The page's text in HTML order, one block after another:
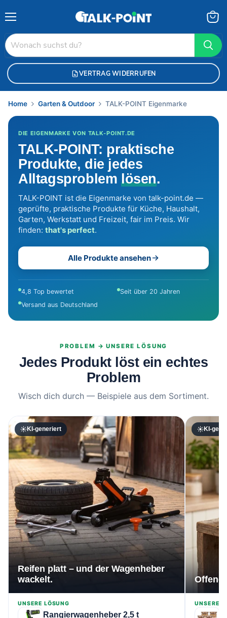
VERTRAG WIDERRUFEN
Home Garten & Outdoor TALK-POINT Eigenmarke
DIE EIGENMARKE VON TALK-POINT.DE
TALK-POINT: praktische
Produkte, die jedes
Alltagsproblemlösen.
TALK-POINT ist die Eigenmarke von talk-point.de —
geprüfte, praktische Produkte für Küche, Haushalt,
Garten, Werkstatt und Freizeit, fair im Preis. Wir
finden: that's perfect.
Alle Produkte ansehen
4,8 Top bewertet
Seit über 20 Jahren
Versand aus Deutschland
PROBLEM → UNSERE LÖSUNG
Jedes Produkt löst ein echtes
Problem
Wisch dich durch — Beispiele aus dem Sortiment.
KI-generiert
Reifen platt – und der Wagenheber
wackelt.
UNSERE LÖSUNG
Rangierwagenheber 2,5 t
KI-
Offene
UNSERE